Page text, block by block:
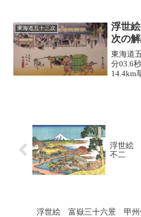
説＜１
東海道五十三次
浮世
次の
東海道
分03.6
14.4km
浮世絵
不二
浮世絵 富嶽三十六景 甲州